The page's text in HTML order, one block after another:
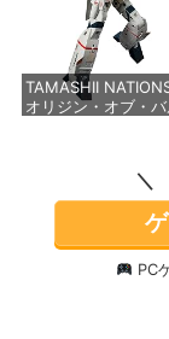
価格：
TAMASHII
オリジン・オブ・
225mm ABS&ダイキ
ャスト製 塗装済み
価格： PC